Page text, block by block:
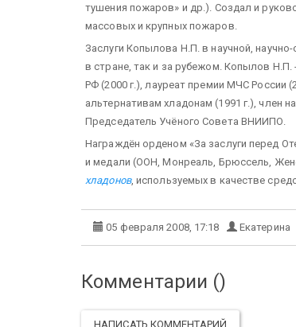
тушения пожаров» и др.). Создал и
массовых и крупных пожаров.
Заслуги Копылова Н.П. в научной,
в стране, так и за рубежом. Копылов Н.П.
РФ (2000 г.), лауреат премии МЧС России
альтернативам хладонам (1991 г.), член
Председатель Учёного Совета ВНИИПО.
Награждён орденом «За заслуги перед
и медали (ООН, Монреаль, Брюссель,
хладонов, используемых в качестве
05 февраля 2008, 17:18 Екатерина
Комментарии ()
НАПИСАТЬ КОММЕНТАРИЙ